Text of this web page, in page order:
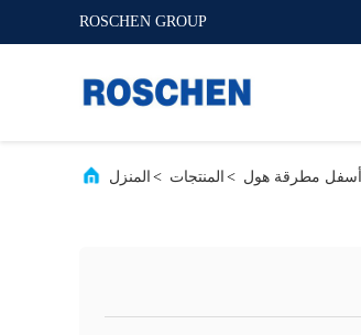
ROSCHEN GROUP
المنزل > المنتجات > أسفل مطرقة هول